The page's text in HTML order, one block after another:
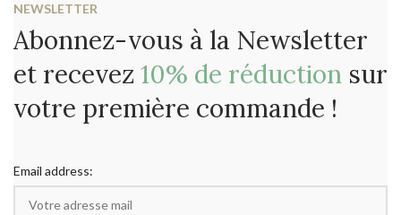
NEWSLETTER
Abonnez-vous à la Newsletter
et recevez 10% de réduction sur
votre première commande !
Email address: